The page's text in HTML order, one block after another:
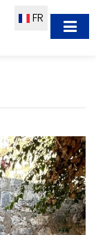
FR